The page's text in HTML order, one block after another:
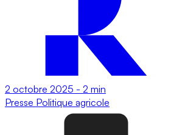
2 octobre 2025 - 2 min
Presse Politique agricole